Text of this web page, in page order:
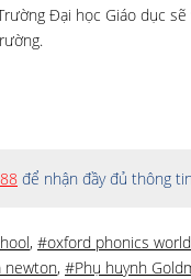
Đại học Giáo dục
để nhận đầy đủ thông
, #oxford phonics
newton, #Phụ huynh